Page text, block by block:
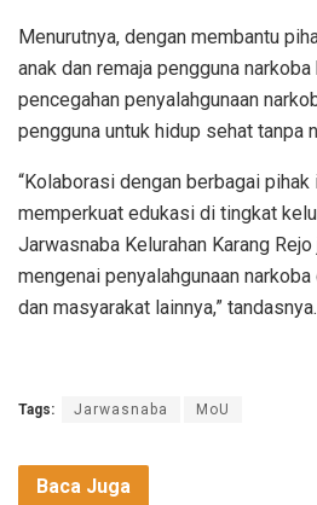
Menurutnya, dengan membantu
anak dan remaja pengguna
pencegahan penyalahgunaan
pengguna untuk hidup sehat tanpa
“Kolaborasi dengan berbagai
memperkuat edukasi di tingkat
Jarwasnaba Kelurahan Karang
mengenai penyalahgunaan
dan masyarakat lainnya,”
Tags: Jarwasnaba MoU
Baca Juga